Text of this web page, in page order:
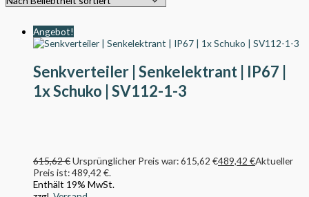
Angebot!
Senkverteiler | Senkelektrant | IP67 |
1x Schuko | SV112-1-3
615,62€Ursprünglicher Preis war: 615,62 €489,42 €Aktueller
Preis ist: 489,42 €.
Enthält 19% MwSt.